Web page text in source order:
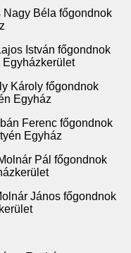
Béla főgondnok
István főgondnok
Károly főgondnok
Egyház
Ferenc főgondnok
Egyház
Pál főgondnok
János főgondnok